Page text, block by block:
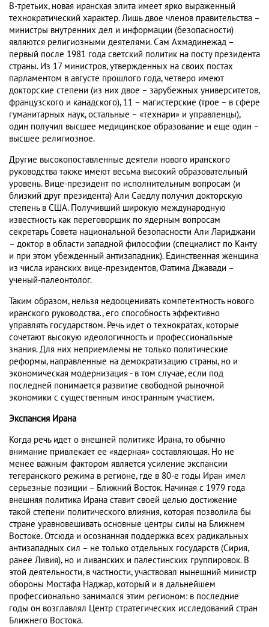
В-третьих, новая иранская элита имеет ярко выраженный
технократический характер. Лишь двое членов правительства –
министры внутренних дел и информации (безопасности)
являются религиозными деятелями. Сам Ахмадинежад –
первый после 1981 года светский политик на посту президента
страны. Из 17 министров, утвержденных на своих постах
парламентом в августе прошлого года, четверо имеют
докторские степени (из них двое – зарубежных университетов,
французского и канадского), 11 – магистерские (трое – в сфере
гуманитарных наук, остальные – «технари» и управленцы),
один получил высшее медицинское образование и еще один –
высшее религиозное.
Другие высокопоставленные деятели нового иранского
руководства также имеют весьма высокий образовательный
уровень. Вице-президент по исполнительным вопросам (и
близкий друг президента) Али Саедлу получил докторскую
степень в США. Получивший широкую международную
известность как переговорщик по ядерным вопросам
секретарь Совета национальной безопасности Али Лариджани
– доктор в области западной философии (специалист по Канту
и при этом убежденный антизападник). Единственная женщина
из числа иранских вице-президентов, Фатима Джавади –
ученый-палеонтолог.
Таким образом, нельзя недооценивать компетентность нового
иранского руководства., его способность эффективно
управлять государством. Речь идет о технократах, которые
сочетают высокую идеологичность и профессиональные
знания. Для них неприемлемы не только политические
реформы, направленные на демократизацию страны, но и
экономическая модернизация - в том случае, если под
последней понимается развитие свободной рыночной
экономики с существенным иностранным участием.
Экспансия Ирана
Когда речь идет о внешней политике Ирана, то обычно
внимание привлекает ее «ядерная» составляющая. Но не
менее важным фактором является усиление экспансии
тегеранского режима в регионе, где в 80-е годы Иран имел
серьезные позиции – Ближний Восток. Начиная с 1979 года
внешняя политика Ирана ставит своей целью достижение
такой степени политического влияния, которая позволила бы
стране уравновешивать основные центры силы на Ближнем
Востоке. Отсюда и осознанная поддержка всех радикальных
антизападных сил – не только отдельных государств (Сирия,
ранее Ливия), но и ливанских и палестинских группировок. В
этой деятельности, в частности, участвовал нынешний министр
обороны Мостафа Наджар, который и в дальнейшем
профессионально занимался этим регионом: в последние
годы он возглавлял Центр стратегических исследований стран
Ближнего Востока.